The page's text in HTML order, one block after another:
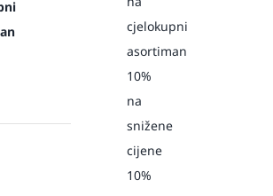
cjelokupni
asortiman
10%
na
snižene
cijene
10%